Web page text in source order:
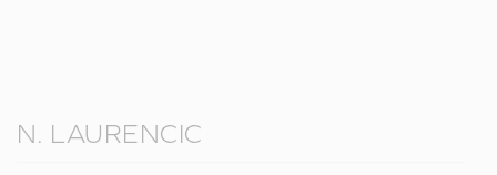
N. LAURENCIC